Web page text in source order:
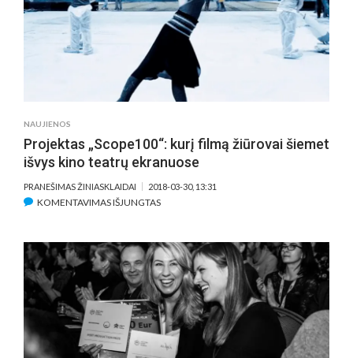
PASKELBTI
GERIAUSI
LIETUVOS
AKTORIAI
BEI
NAUJIENOS
Projektas „Scope100“: kurį filmą žiūrovai šiemet
išvys kino teatrų ekranuose
PRANEŠIMAS ŽINIASKLAIDAI 2018-03-30, 13:31
KOMENTAVIMAS IŠJUNGTASĮRAŠE
KURĮ
FILMĄ
ŽIŪROVAI
ŠIEMET
IŠVYS
KINO
TEATRŲ